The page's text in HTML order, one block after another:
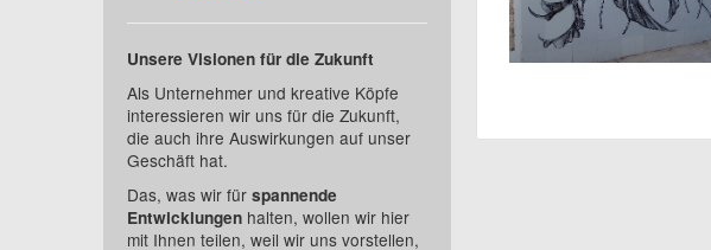
Unsere Visionen für die Zukunft
Als Unternehmer und kreative Köpfe
interessieren wir uns für die Zukunft,
die auch ihre Auswirkungen auf unser
Geschäft hat.
Das, was wir für spannende
Entwicklungen halten, wollen wir hier
mit Ihnen teilen, weil wir uns vorstellen,